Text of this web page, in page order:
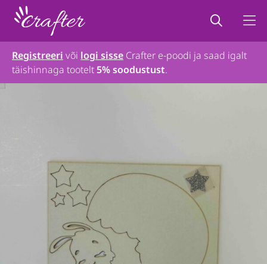
Registreeri või logi sisse Crafter e-poodi ja saad igalt
täishinnaga tootelt5% soodustust.